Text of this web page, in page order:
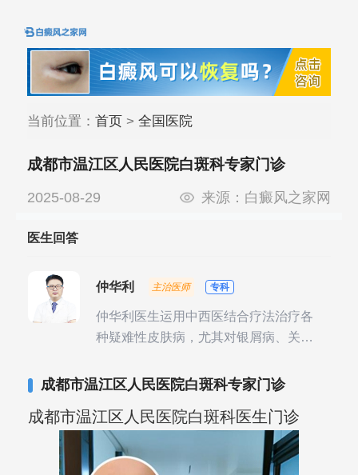
当前位置： 首页> 全国医院
成都市温江区人民医院白斑科专家门诊
2025-08-29 来源： 白癜风之家网
医生回答
仲华利 主治医师 专科
仲华利医生运用中西医结合疗法治疗各
种疑难性皮肤病，尤其对银屑病、关节
成都市温江区人民医院白斑科专家门诊
成都市温江区人民医院白斑科医生门诊